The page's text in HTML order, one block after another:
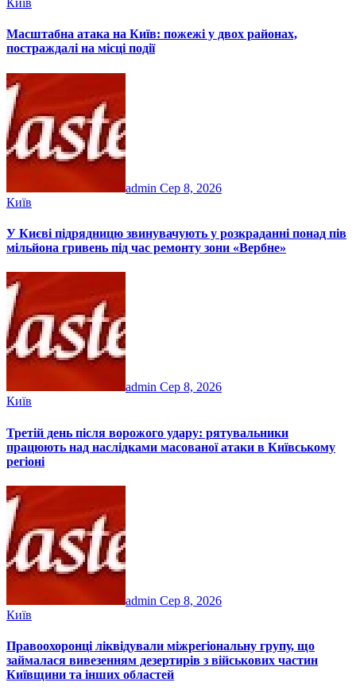
Київ
Масштабна атака на Київ: пожежі у двох районах,
постраждалі на місці події
admin Сер 8, 2026
Київ
У Києві підрядницю звинувачують у розкраданні понад пів
мільйона гривень під час ремонту зони «Вербне»
admin Сер 8, 2026
Київ
Третій день після ворожого удару: рятувальники
працюють над наслідками масованої атаки в Київському
регіоні
admin Сер 8, 2026
Київ
Правоохоронці ліквідували міжрегіональну групу, що
займалася вивезенням дезертирів з військових частин
Київщини та інших областей